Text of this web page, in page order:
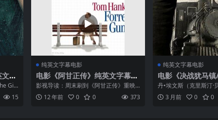
字
Girl
星主15
纯英文字幕电影
电影《阿甘正传》纯英文字幕高
清MP4下载
影视导读：周末刷到《阿甘正传》重映
的消息，忍不住又翻出硬盘里的MP4资
源刷了一遍。汤姆·汉克斯那张憨厚的脸
12 年前 0 0 373
纯英文字幕电影
电影《决战犹马
ma》纯英文字幕
丹•埃文斯（克里斯汀·
战争断了一条腿，得
偿，他和妻子艾丽丝
3 月前 0 0